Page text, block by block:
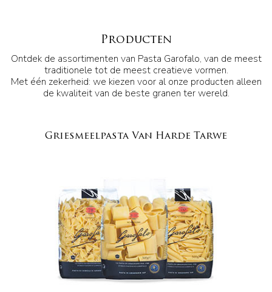
Producten
Ontdek de assortimenten van Pasta Garofalo, van de meest
traditionele tot de meest creatieve vormen.
Met één zekerheid: we kiezen voor al onze producten alleen
de kwaliteit van de beste granen ter wereld.
Griesmeelpasta Van Harde Tarwe